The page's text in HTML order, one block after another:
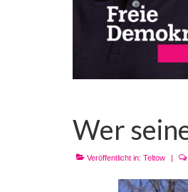
Wer
Veröffentlicht in: Teltow |